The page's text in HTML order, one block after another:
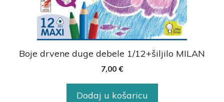
Boje drvene duge debele 1/12+šiljilo MILAN
7,00 €
Dodaj u košaricu